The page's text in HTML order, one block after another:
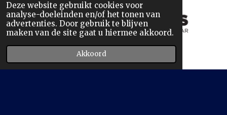
Deze website gebruikt cookies voor
analyse-doeleinden en/of het tonen van
advertenties. Door gebruik te blijven
maken van de site gaat u hiermee akkoord.
Akkoord